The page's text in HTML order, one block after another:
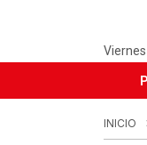
INICIO